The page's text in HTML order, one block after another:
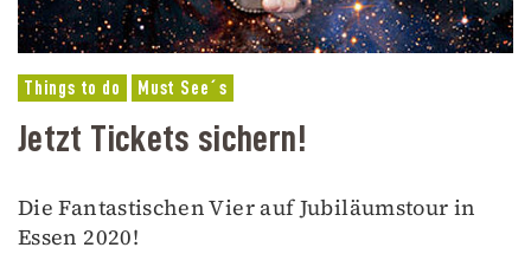
Things to do Must See´s
Jetzt Tickets sichern!
Die Fantastischen Vier auf Jubiläumstour in
Essen 2020!